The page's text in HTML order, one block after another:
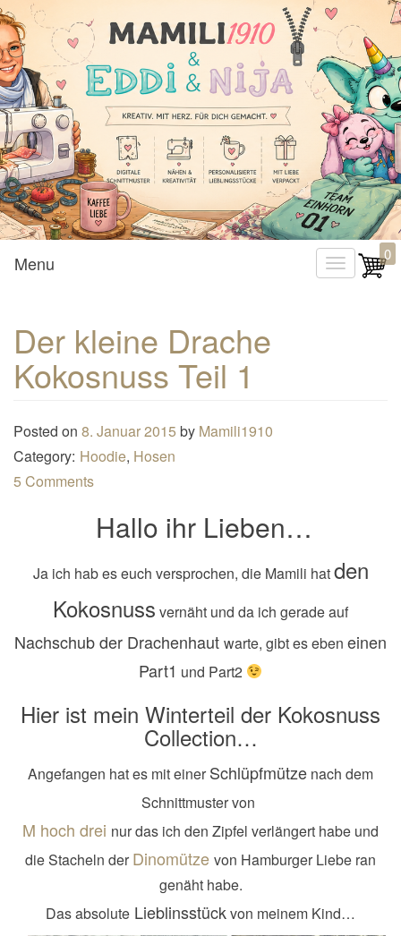
Mamili1910
T
t
o
n
Menu 0
Der kleine Drache
Kokosnuss Teil 1
Posted on 8. Januar 2015 by Mamili1910
Category: Hoodie, Hosen
5 Comments
Hallo ihr Lieben…
Ja ich hab es euch versprochen, die Mamili hatden
Kokosnuss vernäht und da ich gerade auf
Nachschub der Drachenhaut warte, gibt es eben einen
Part1 und Part2
Hier ist mein Winterteil der Kokosnuss
Collection…
Angefangen hat es mit einer Schlüpfmütze nach dem
Schnittmuster von
M hoch drei nur das ich den Zipfel verlängert habe und
die Stacheln der Dinomütze von Hamburger Liebe ran
genäht habe.
Das absolute Lieblinsstückvon meinem Kind…